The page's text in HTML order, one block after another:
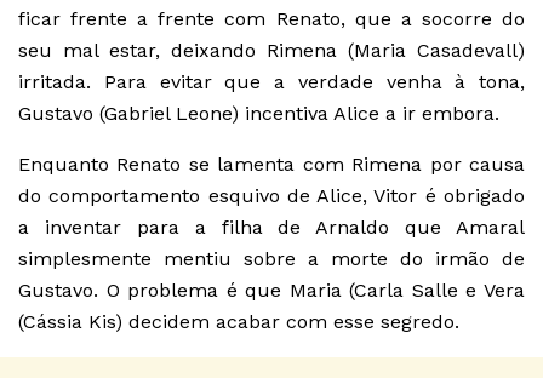
ficar frente a frente com Renato, que a socorre do
seu mal estar, deixando Rimena (Maria Casadevall)
irritada. Para evitar que a verdade venha à tona,
Gustavo (Gabriel Leone) incentiva Alice a ir embora.
Enquanto Renato se lamenta com Rimena por causa
do comportamento esquivo de Alice, Vitor é obrigado
a inventar para a filha de Arnaldo que Amaral
simplesmente mentiu sobre a morte do irmão de
Gustavo. O problema é que Maria (Carla Salle e Vera
(Cássia Kis) decidem acabar com esse segredo.